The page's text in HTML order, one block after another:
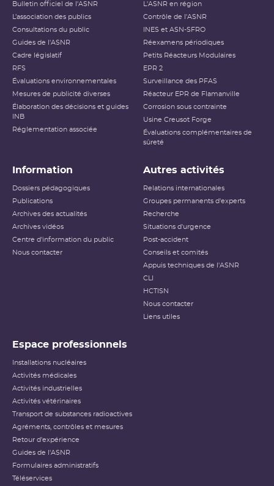
Bulletin officiel de l'ASNR
L’association des publics
Consultations du public
Guides de l'ASNR
Cadre législatif
RFS
Évaluations environnementales
Mesures de publicité diverses
Élaboration des décisions et guides
INB
Réglementation associée
L'ASNR en région
Contrôle de l'ASNR
INES et ASN-SFRO
Réexamens périodiques
Petits Réacteurs Modulaires
EPR 2
Surveillance des PFAS
Réacteur EPR de Flamanville
Corrosion sous contrainte
Usine Creusot Forge
Évaluations complémentaires de
sûreté
Information
Dossiers pédagogiques
Publications
Archives des actualités
Archives vidéos
Centre d'information du public
Nous contacter
Autres activités
Relations internationales
Groupes permanents d'experts
Recherche
Situations d'urgence
Post-accident
Conseils et comités
Appuis techniques de l'ASNR
CLI
HCTISN
Nous contacter
Liens utiles
Espace professionnels
Installations nucléaires
Activités médicales
Activités industrielles
Activités vétérinaires
Transport de substances radioactives
Agréments, contrôles et mesures
Retour d'expérience
Guides de l'ASNR
Formulaires administratifs
Téléservices